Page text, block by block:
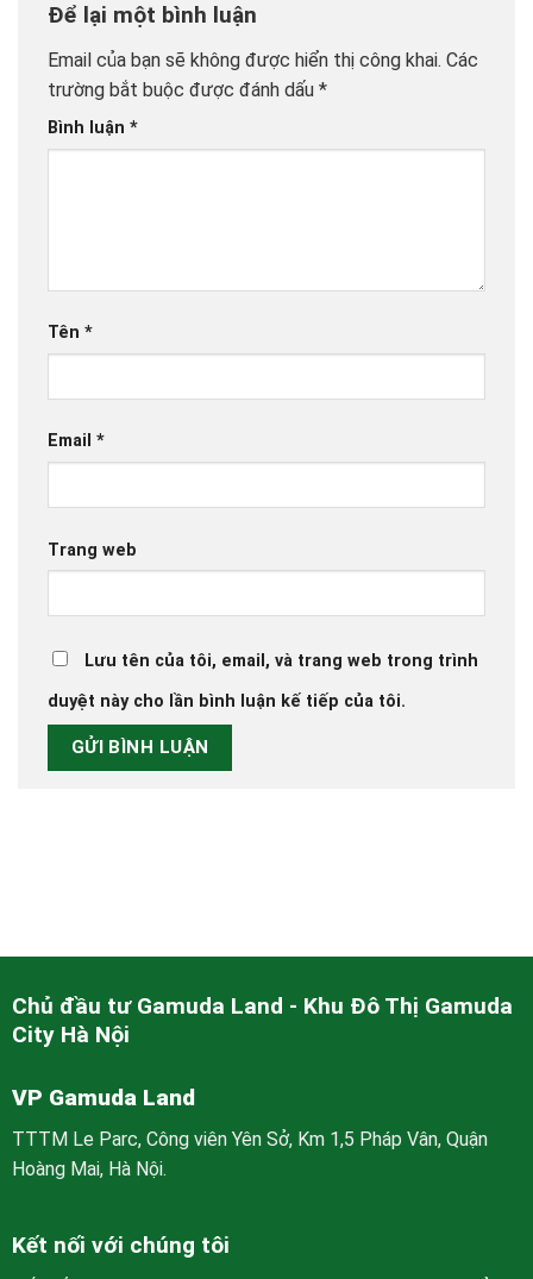
Để lại một bình luận
Email của bạn sẽ không được hiển thị công khai. Các
trường bắt buộc được đánh dấu *
Bình luận *
Tên *
Email *
Trang web
Lưu tên của tôi, email, và trang web trong trình
duyệt này cho lần bình luận kế tiếp của tôi.
Chủ đầu tư Gamuda Land - Khu Đô Thị Gamuda
City Hà Nội
VP Gamuda Land
TTTM Le Parc, Công viên Yên Sở, Km 1,5 Pháp Vân, Quận
Hoàng Mai, Hà Nội.
Kết nối với chúng tôi